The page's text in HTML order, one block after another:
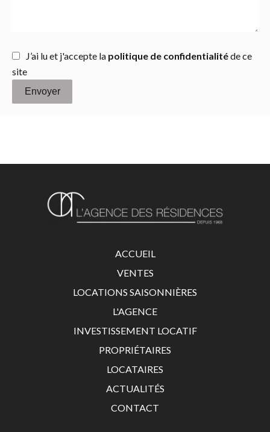
J’ai lu et j'accepte la politique de confidentialitéde ce
site
Envoyer
ACCUEIL
VENTES
LOCATIONS SAISONNIÈRES
L'AGENCE
INVESTISSEMENT LOCATIF
PROPRIÉTAIRES
LOCATAIRES
ACTUALITÉS
CONTACT